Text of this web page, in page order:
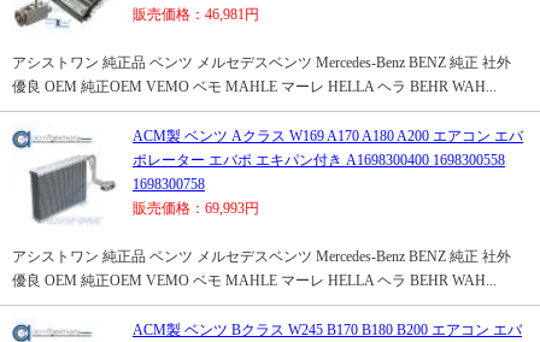
販売価格：46,981円
アシストワン 純正品 ベンツ メルセデスベンツ Mercedes-Benz BENZ 純正 社外
優良 OEM 純正OEM VEMO ベモ MAHLE マーレ HELLA ヘラ BEHR WAH...
ACM製 ベンツ Aクラス W169 A170 A180 A200 エアコン エバ
ポレーター エバポ エキパン付き A1698300400 1698300558
1698300758
販売価格：69,993円
アシストワン 純正品 ベンツ メルセデスベンツ Mercedes-Benz BENZ 純正 社外
優良 OEM 純正OEM VEMO ベモ MAHLE マーレ HELLA ヘラ BEHR WAH...
ACM製 ベンツ Bクラス W245 B170 B180 B200 エアコン エバ